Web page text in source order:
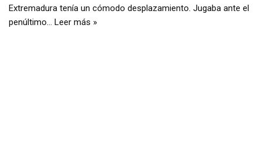
Extremadura tenía un cómodo desplazamiento. Jugaba ante el
penúltimo… Leer más »